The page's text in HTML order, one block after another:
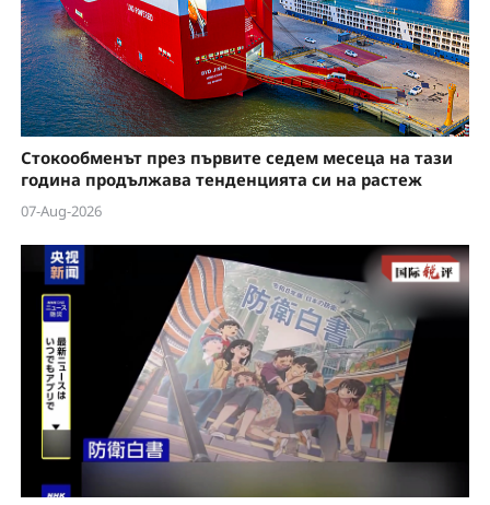
Стокообменът през първите седем месеца на тази
година продължава тенденцията си на растеж
07-Aug-2026